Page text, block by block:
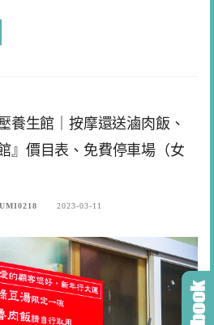
養生館｜按摩還送滷肉飯、
』價目表、免費停車場（女
2023-03-11